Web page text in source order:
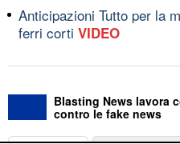
Anticipazioni Tutto per la
ferri corti VIDEO
Blasting News lavora
contro le fake news